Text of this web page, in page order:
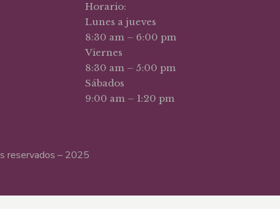
Horario:
Lunes a jueves
8:30 am – 6:00 pm
Viernes
8:30 am – 5:00 pm
Sábados
9:00 am – 1:20 pm
reservados – 2025